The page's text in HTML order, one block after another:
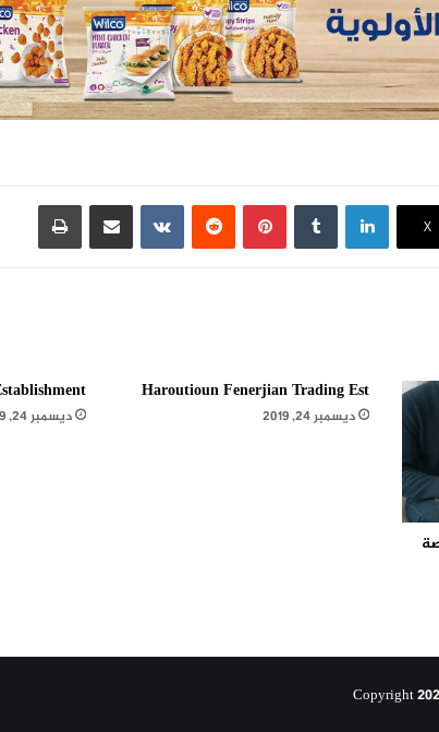
X
لينكدإن بينتيريست مشاركة عبر البريد طباعة
Haroutioun Fenerjian Trading Est
ديسمبر 24, 2019 ديسمبر 24, 2019